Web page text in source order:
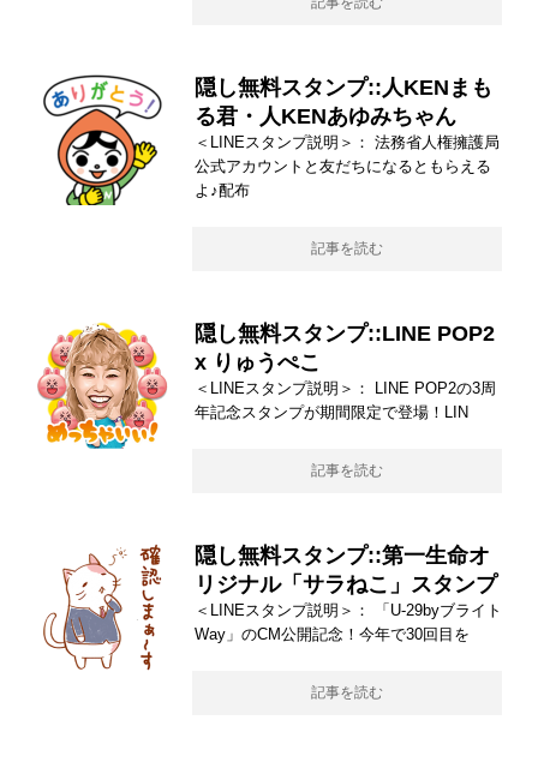
隠し無料スタンプ::人KENまも
る君・人KENあゆみちゃん
＜LINEスタンプ説明＞： 法務省人権擁護局
公式アカウントと友だちになるともらえる
よ♪配布
記事を読む
隠し無料スタンプ::LINE POP2
x りゅうぺこ
＜LINEスタンプ説明＞： LINE POP2の3周
年記念スタンプが期間限定で登場！LIN
記事を読む
隠し無料スタンプ::第一生命オ
リジナル「サラねこ」スタンプ
＜LINEスタンプ説明＞： 「U-29byブライト
Way」のCM公開記念！今年で30回目を
記事を読む